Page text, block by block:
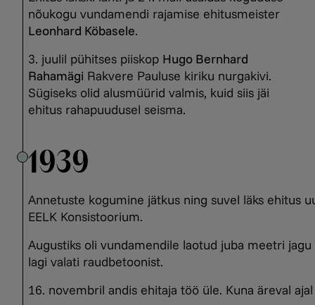
nõukogu vundamendi rajamise ehitusmeister
Leonhard Köbasele.
3. juulil pühitses piiskop Hugo Bernhard
Rahamägi Rakvere Pauluse kiriku nurgakivi.
Sügiseks olid alusmüürid valmis, kuid siis jäi
ehitus rahapuudusel seisma.
1939
Annetuste kogumine jätkus ning suvel läks ehitus
EELK Konsistoorium.
Augustiks oli vundamendile laotud juba meetri
lagi valati raudbetoonist.
16. novembril andis ehitaja töö üle. Kuna äreval